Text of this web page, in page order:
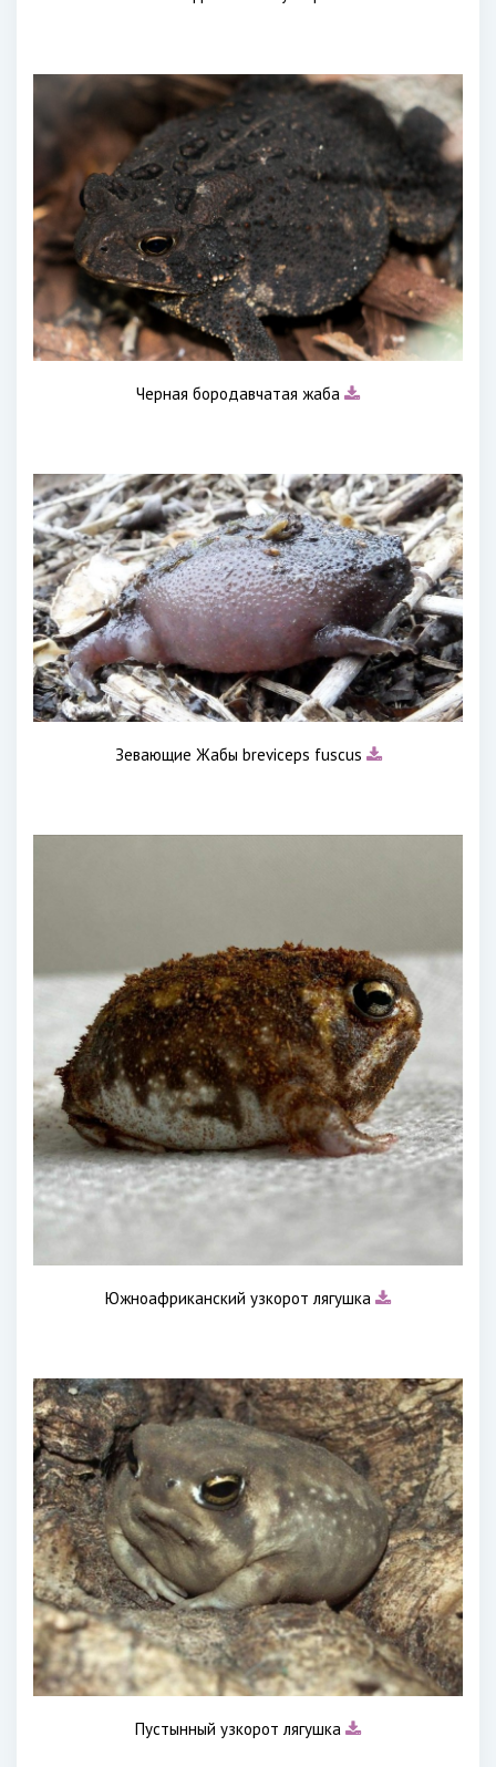
Черная бородавчатая жаба
Зевающие Жабы breviceps fuscus
Южноафриканский узкорот лягушка
Пустынный узкорот лягушка